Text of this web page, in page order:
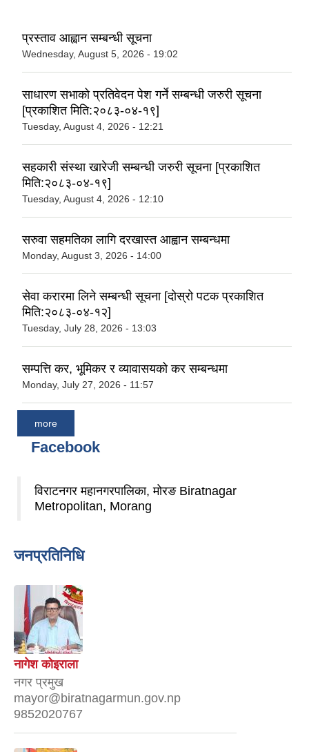
प्रस्ताव आह्वान सम्बन्धी सूचना
Wednesday, August 5, 2026 - 19:02
साधारण सभाको प्रतिवेदन पेश गर्ने सम्बन्धी जरुरी सूचना
[प्रकाशित मिति:२०८३-०४-१९]
Tuesday, August 4, 2026 - 12:21
सहकारी संस्था खारेजी सम्बन्धी जरुरी सूचना [प्रकाशित
मिति:२०८३-०४-१९]
Tuesday, August 4, 2026 - 12:10
सरुवा सहमतिका लागि दरखास्त आह्वान सम्बन्धमा
Monday, August 3, 2026 - 14:00
सेवा करारमा लिने सम्बन्धी सूचना [दोस्रो पटक प्रकाशित
मिति:२०८३-०४-१२]
Tuesday, July 28, 2026 - 13:03
सम्पत्ति कर, भूमिकर र व्यावासयको कर सम्बन्धमा
Monday, July 27, 2026 - 11:57
more
Facebook
विराटनगर महानगरपालिका, मोरङ Biratnagar
Metropolitan, Morang
जनप्रतिनिधि
नागेश कोइराला
नगर प्रमुख
mayor@biratnagarmun.gov.np
9852020767